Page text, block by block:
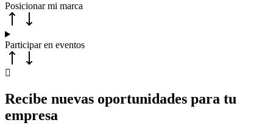
Posicionar mi marca
Participar en eventos
Recibe nuevas oportunidades para tu
empresa